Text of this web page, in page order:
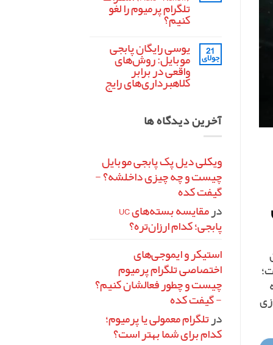
(Redeem
Code)
فری
و
چطور
آن
را
فعال
کنیم؟
تلگرام پرمیوم را لغو
کنیم؟
برای
چطور
تمدید
خودکار
(Auto-
Renew)
پرمیوم
را
لغو
ثبت
نشده 21
جولای
یوسی رایگان پابجی
موبایل: روش‌های
واقعی در برابر
کلاهبرداری‌های رایج
یوسی
رایگان
واقعی
در
برابر
کلاهبرداری‌های
رایج
نشده
آخرین دیدگاه ها
ویکلی دیل پک پابجی موبایل
چیست و چه چیزی داخلشه؟ -
گیفت کده
در
مقایسه بسته‌های UC
پابجی؛ کدام ارزان‌تره؟
استیکر و ایموجی‌های
اختصاصی تلگرام پرمیوم
چیست و چطور فعالشان کنیم؟
- گیفت کده
درتلگرام معمولی یا پرمیوم؛
کدام برای شما بهتر است؟